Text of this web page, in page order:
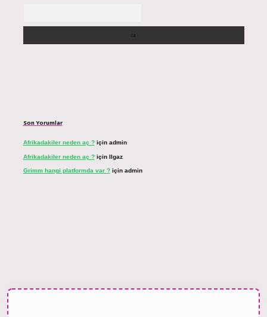
Son Yorumlar
Afrikadakiler neden aç ?için admin
Afrikadakiler neden aç ?için Ilgaz
Grimm hangi platformda var ?için admin